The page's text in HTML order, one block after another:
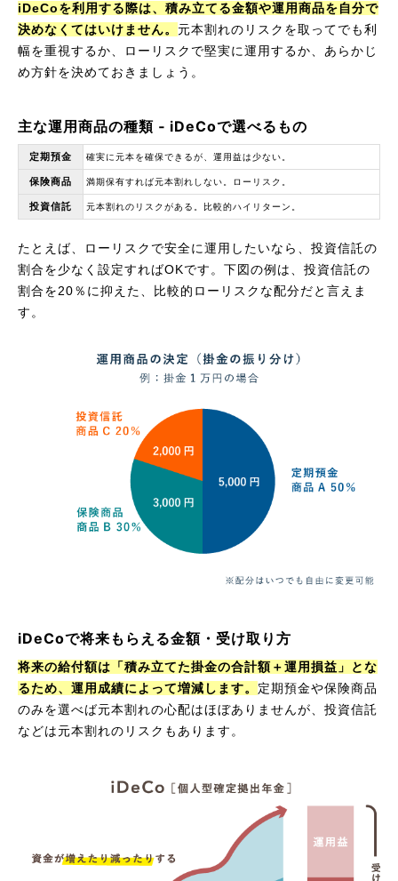
iDeCoを利用する際は、積み立てる金額や運用商品を自分で
決めなくてはいけません。 元本割れのリスクを取ってでも利
幅を重視するか、ローリスクで堅実に運用するか、あらかじ
め方針を決めておきましょう。
主な運用商品の種類 ‐ iDeCoで選べるもの
定期預金 確実に元本を確保できるが、運用益は少ない。
保険商品 満期保有すれば元本割れしない。ローリスク。
投資信託 元本割れのリスクがある。比較的ハイリターン。
たとえば、ローリスクで安全に運用したいなら、投資信託の
割合を少なく設定すればOKです。下図の例は、投資信託の
割合を20％に抑えた、比較的ローリスクな配分だと言えま
す。
iDeCoで将来もらえる金額・受け取り方
将来の給付額は「積み立てた掛金の合計額＋運用損益」とな
るため、運用成績によって増減します。 定期預金や保険商品
のみを選べば元本割れの心配はほぼありませんが、投資信託
などは元本割れのリスクもあります。